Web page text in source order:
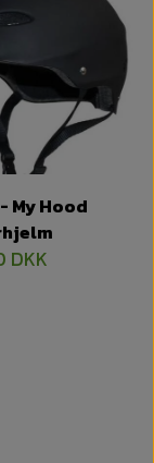
My Hood
DKK